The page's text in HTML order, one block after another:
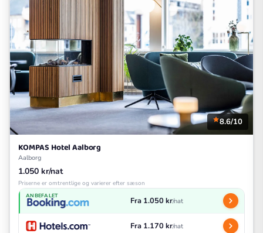
8.6/10
KOMPAS Hotel Aalborg
Aalborg
1.050 kr/nat
Priserne er omtrentlige og varierer efter sæson
ANBEFALET Fra 1.050 kr/nat
Fra 1.170 kr/nat